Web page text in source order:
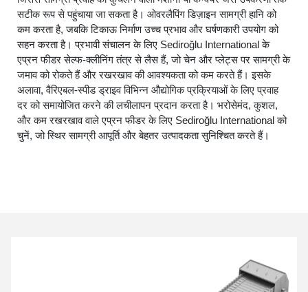
सटीक रूप से पहुंचाया जा सकता है। ओवरलैपिंग डिज़ाइन सामग्री हानि को
कम करता है, जबकि टिकाऊ निर्माण उच्च प्रभाव और घर्षणकारी उपयोग को
सहन करता है। प्रभावी संचालन के लिए Sediroğlu International के
एप्रन फीडर सेल्फ-क्लीनिंग तंत्र से लैस हैं, जो चेन और प्लेट्स पर सामग्री के
जमाव को रोकते हैं और रखरखाव की आवश्यकता को कम करते हैं। इसके
अलावा, वैरिएबल-स्पीड ड्राइव विभिन्न औद्योगिक प्रक्रियाओं के लिए प्रवाह
दर को समायोजित करने की लचीलापन प्रदान करता है। भरोसेमंद, कुशल,
और कम रखरखाव वाले एप्रन फीडर के लिए Sediroğlu International को
चुनें, जो स्थिर सामग्री आपूर्ति और बेहतर उत्पादकता सुनिश्चित करते हैं।